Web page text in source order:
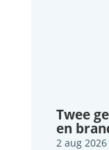
Twee
en
2 aug 2026